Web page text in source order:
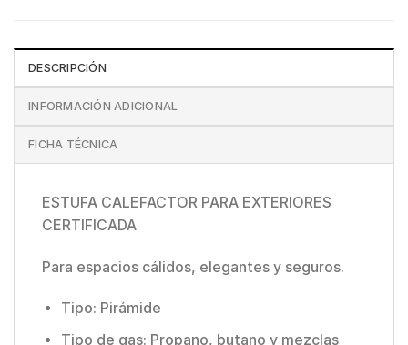
DESCRIPCIÓN
INFORMACIÓN ADICIONAL
FICHA TÉCNICA
ESTUFA CALEFACTOR PARA EXTERIORES
CERTIFICADA
Para espacios cálidos, elegantes y seguros.
Tipo: Pirámide
Tipo de gas: Propano, butano y mezclas